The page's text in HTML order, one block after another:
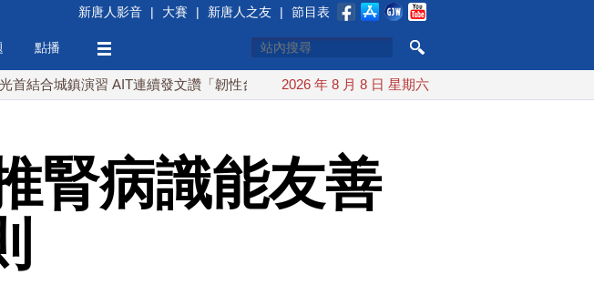
新唐人影音 | 大賽 | 新唐人之友 | 節目表
點播
鎮演習 AIT連續發文讚「韌性台灣」 搞分化？美情報：普京最快今秋 試探攻擊北約盟國
2026 年 8 月 8 日 星期六
腎病識能友善